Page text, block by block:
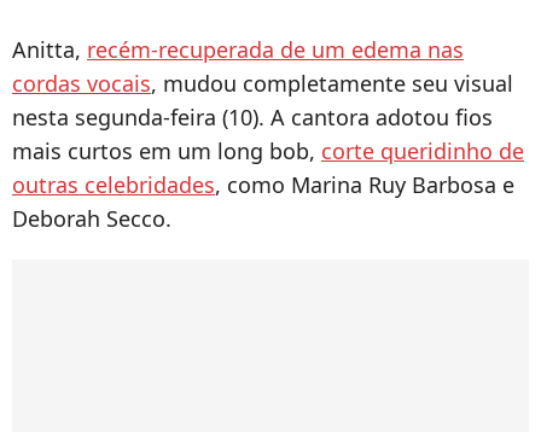
Anitta, recém-recuperada de um edema nas
cordas vocais, mudou completamente seu visual
nesta segunda-feira (10). A cantora adotou fios
mais curtos em um long bob, corte queridinho de
outras celebridades, como Marina Ruy Barbosa e
Deborah Secco.